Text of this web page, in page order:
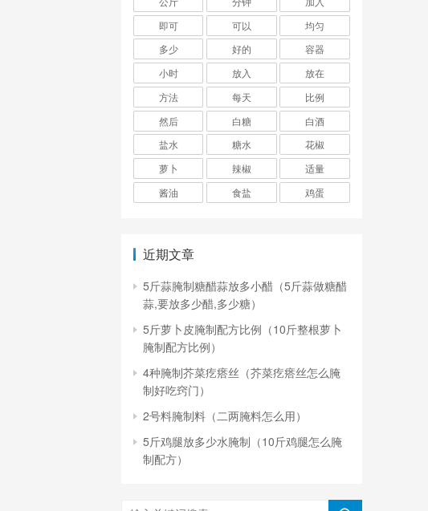
即可
可以
均匀
多少
好的
容器
小时
放入
放在
方法
每天
比例
然后
白糖
白酒
盐水
糖水
花椒
萝卜
辣椒
适量
酱油
食盐 鸡蛋
近期文章
5斤蒜腌制糖醋蒜放多小醋（5斤蒜做糖醋
蒜,要放多少醋,多少糖）
5斤萝卜皮腌制配方比例（10斤整根萝卜
腌制配方比例）
4种腌制芥菜疙瘩丝（芥菜疙瘩丝怎么腌
制好吃窍门）
2号料腌制料（二两腌料怎么用）
5斤鸡腿放多少水腌制（10斤鸡腿怎么腌
制配方）